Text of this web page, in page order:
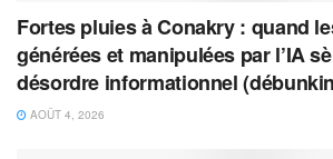
Fortes pluies à Conakry : quand
générées et manipulées par l’IA
désordre informationnel
AOÛT 4, 2026